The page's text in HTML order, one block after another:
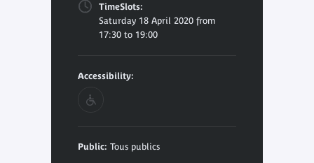
TimeSlots:
Saturday 18 April 2020 from
17:30 to 19:00
Accessibility:
Public: Tous publics